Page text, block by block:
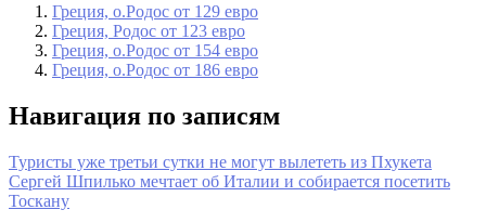
Греция, о.Родос от 129 евро
Греция, Родос от 123 евро
Греция, о.Родос от 154 евро
Греция, о.Родос от 186 евро
Навигация по записям
Туристы уже третьи сутки не могут вылететь из Пхукета
Сергей Шпилько мечтает об Италии и собирается посетить
Тоскану